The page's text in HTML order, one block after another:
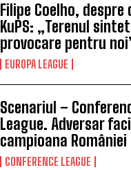
Filipe Coelho, despre
KuPS: „Terenul
provocare pentru
EUROPA LEAGUE
Scenariul –
League. Adversar
campioana României
CONFERENCE LEAGUE